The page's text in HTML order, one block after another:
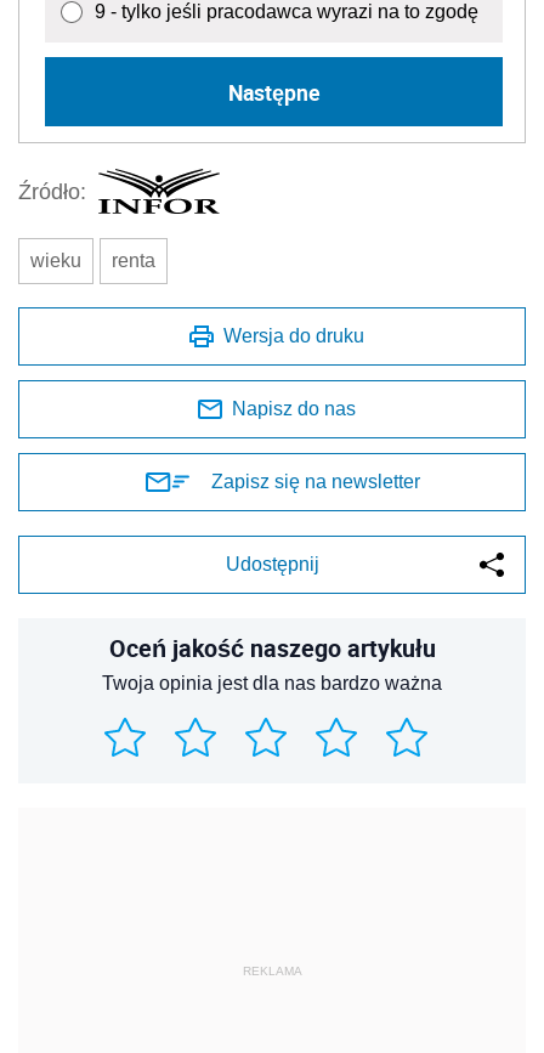
9 - tylko jeśli pracodawca wyrazi na to zgodę
Następne
Źródło:
wieku renta
Wersja do druku
Napisz do nas
Zapisz się na newsletter
Udostępnij
Oceń jakość naszego artykułu
Twoja opinia jest dla nas bardzo ważna
REKLAMA